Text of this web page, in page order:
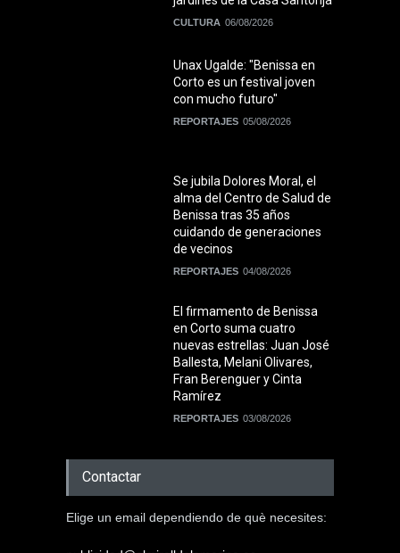
CULTURA 06/08/2026
Unax Ugalde: "Benissa en
Corto es un festival joven
con mucho futuro"
REPORTAJES 05/08/2026
Se jubila Dolores Moral, el
alma del Centro de Salud de
Benissa tras 35 años
cuidando de generaciones
de vecinos
REPORTAJES 04/08/2026
El firmamento de Benissa
en Corto suma cuatro
nuevas estrellas: Juan José
Ballesta, Melani Olivares,
Fran Berenguer y Cinta
Ramírez
REPORTAJES 03/08/2026
Contactar
Elige un email dependiendo de què necesites: